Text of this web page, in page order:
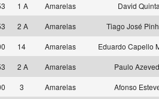
1 A Amarelas
David
2 A Amarelas
Tiago José
14 Amarelas
Eduardo Capello
2 A Amarelas
Paulo
3 Amarelas
Afonso